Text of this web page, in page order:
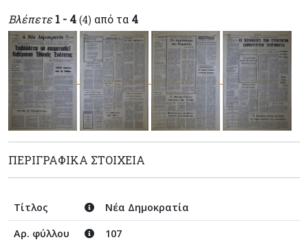
Βλέπετε 1 - 4 (4) από τα 4
ΠΕΡΙΓΡΑΦΙΚΆ ΣΤΟΙΧΕΊΑ
Τίτλος
Νέα Δημοκρατία
Αρ. φύλλου
107